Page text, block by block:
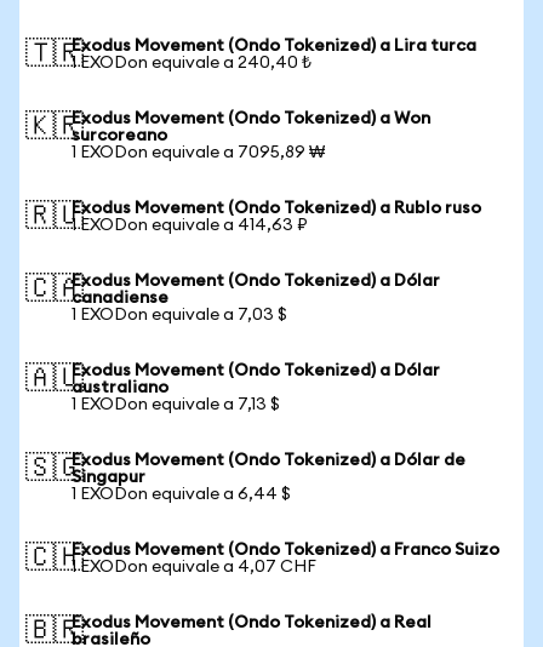
🇹🇷Exodus Movement (Ondo Tokenized) a Lira turca
1 EXODon equivale a 240,40 ₺
🇰🇷Exodus Movement (Ondo Tokenized) a Won
surcoreano
1 EXODon equivale a 7095,89 ₩
🇷🇺Exodus Movement (Ondo Tokenized) a Rublo ruso
1 EXODon equivale a 414,63 ₽
🇨🇦Exodus Movement (Ondo Tokenized) a Dólar
canadiense
1 EXODon equivale a 7,03 $
🇦🇺Exodus Movement (Ondo Tokenized) a Dólar
australiano
1 EXODon equivale a 7,13 $
🇸🇬Exodus Movement (Ondo Tokenized) a Dólar de
Singapur
1 EXODon equivale a 6,44 $
🇨🇭Exodus Movement (Ondo Tokenized) a Franco Suizo
1 EXODon equivale a 4,07 CHF
🇧🇷Exodus Movement (Ondo Tokenized) a Real
brasileño